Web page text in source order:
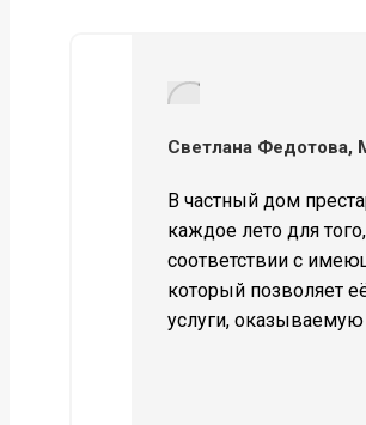
Светлана Федотова,
В частный дом
каждое лето для
соответствии с
который позволяет
услуги, оказываемую